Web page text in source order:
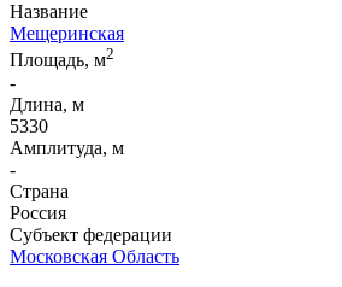
Название
Мещеринская
Площадь, м2
-
Длина, м
5330
Амплитуда, м
-
Страна
Россия
Субъект федерации
Московская Область